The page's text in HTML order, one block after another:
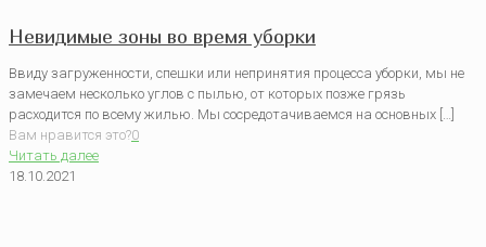
Невидимые зоны во время уборки
Ввиду загруженности, спешки или непринятия процесса уборки, мы не
замечаем несколько углов с пылью, от которых позже грязь
расходится по всему жилью. Мы сосредотачиваемся на основных […]
Вам нравится это?0
Читать далее
18.10.2021